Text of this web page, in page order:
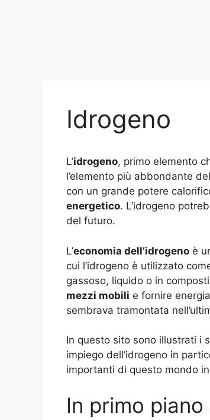
Idrogeno
L’idrogeno, primo elemento
l’elemento più abbondante
con un grande potere
energetico. L’idrogeno
del futuro.
L’economia dell’idrogeno è
cui l’idrogeno è utilizzato
gassoso, liquido o in
mezzi mobili e fornire
sembrava tramontata
In questo sito sono illustrati i
impiego dell’idrogeno in
importanti di questo mondo
In primo